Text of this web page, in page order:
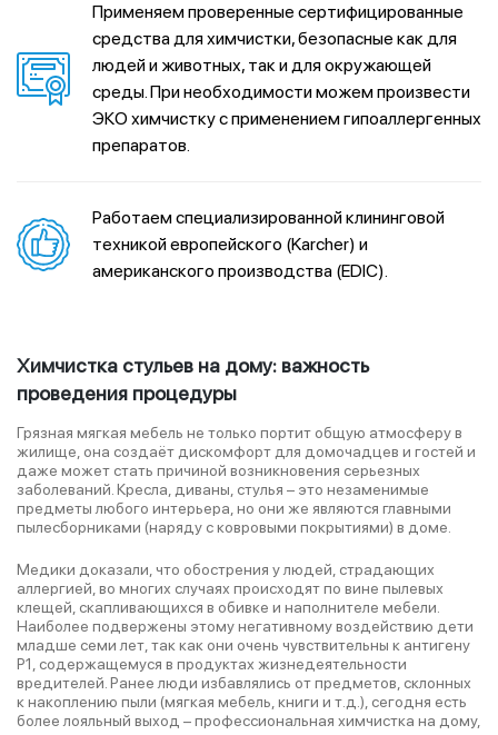
Применяем проверенные сертифицированные
средства для химчистки, безопасные как для
людей и животных, так и для окружающей
среды. При необходимости можем произвести
ЭКО химчистку с применением гипоаллергенных
препаратов.
Работаем специализированной клининговой
техникой европейского (Karcher) и
американского производства (EDIC).
Химчистка стульев на дому: важность
проведения процедуры
Грязная мягкая мебель не только портит общую атмосферу в
жилище, она создаёт дискомфорт для домочадцев и гостей и
даже может стать причиной возникновения серьезных
заболеваний. Кресла, диваны, стулья – это незаменимые
предметы любого интерьера, но они же являются главными
пылесборниками (наряду с ковровыми покрытиями) в доме.
Медики доказали, что обострения у людей, страдающих
аллергией, во многих случаях происходят по вине пылевых
клещей, скапливающихся в обивке и наполнителе мебели.
Наиболее подвержены этому негативному воздействию дети
младше семи лет, так как они очень чувствительны к антигену
P1, содержащемуся в продуктах жизнедеятельности
вредителей. Ранее люди избавлялись от предметов, склонных
к накоплению пыли (мягкая мебель, книги и т.д.), сегодня есть
более лояльный выход – профессиональная химчистка на дому,